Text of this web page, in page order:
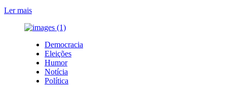
Ler maisLeia
sobre
O
PT
DO
AMAZONAS!
LINDO
Democracia
Eleições
Humor
Notícia
Política